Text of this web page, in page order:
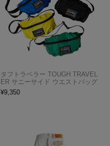
タフトラベラー TOUGH TRAVEL
ER サニーサイド ウエストバッグ
¥9,350